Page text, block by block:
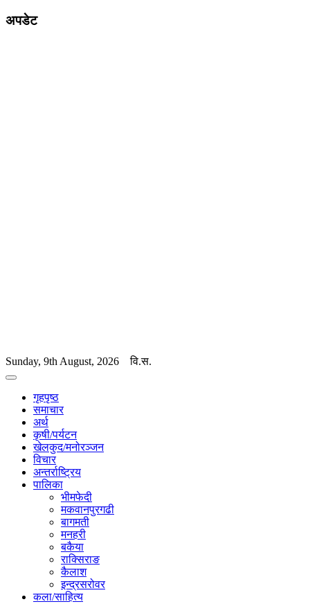
अपडेट
Sunday, 9th August, 2026 वि.स.
गृहपृष्ठ
समाचार
अर्थ
कृषी/पर्यटन
खेलकुद/मनोरञ्जन
विचार
अन्तर्राष्ट्रिय
पालिका
भीमफेदी
मकवानपुरगढी
बागमती
मनहरी
बकैया
राक्सिराङ
कैलाश
इन्द्रसरोवर
कला/साहित्य